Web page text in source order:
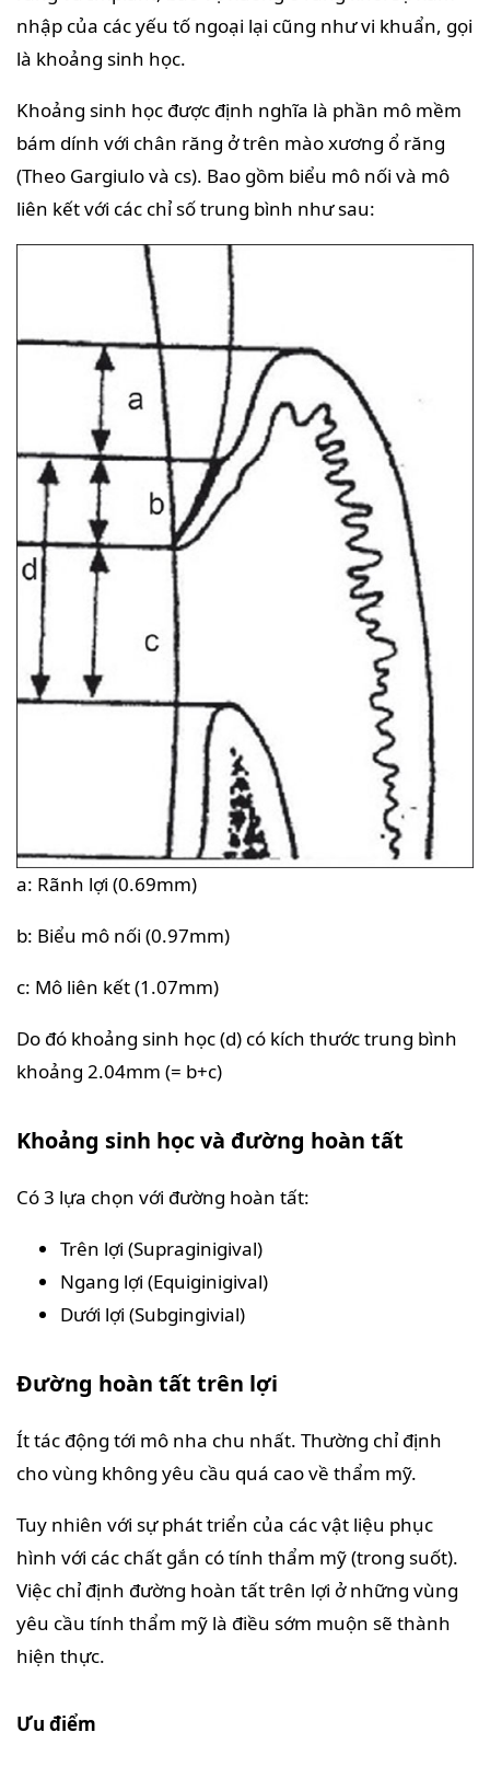
nhập của các yếu tố ngoại lại cũng như vi khuẩn, gọi
là khoảng sinh học.
Khoảng sinh học được định nghĩa là phần mô mềm
bám dính với chân răng ở trên mào xương ổ răng
(Theo Gargiulo và cs). Bao gồm biểu mô nối và mô
liên kết với các chỉ số trung bình như sau:
a: Rãnh lợi (0.69mm)
b: Biểu mô nối (0.97mm)
c: Mô liên kết (1.07mm)
Do đó khoảng sinh học (d) có kích thước trung bình
khoảng 2.04mm (= b+c)
Khoảng sinh học và đường hoàn tất
Có 3 lựa chọn với đường hoàn tất:
Trên lợi (Supraginigival)
Ngang lợi (Equiginigival)
Dưới lợi (Subgingivial)
Đường hoàn tất trên lợi
Ít tác động tới mô nha chu nhất. Thường chỉ định
cho vùng không yêu cầu quá cao về thẩm mỹ.
Tuy nhiên với sự phát triển của các vật liệu phục
hình với các chất gắn có tính thẩm mỹ (trong suốt).
Việc chỉ định đường hoàn tất trên lợi ở những vùng
yêu cầu tính thẩm mỹ là điều sớm muộn sẽ thành
hiện thực.
Ưu điểm